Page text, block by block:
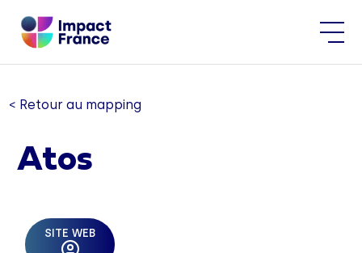
< Retour au mapping
Atos
SITE WEB